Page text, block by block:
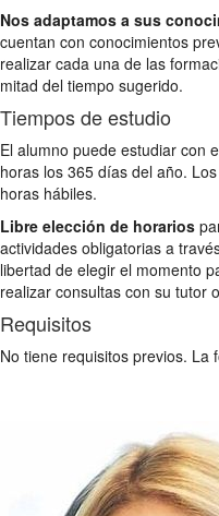
Nos adaptamos a sus
cuentan con conocimientos
realizar cada una de las
mitad del tiempo sugerido.
Tiempos de estudio
El alumno puede estudiar con
horas los 365 días del año.
horas hábiles.
Libre elección de horarios
actividades obligatorias a
libertad de elegir el momento
realizar consultas con su tutor
Requisitos
No tiene requisitos previos. La